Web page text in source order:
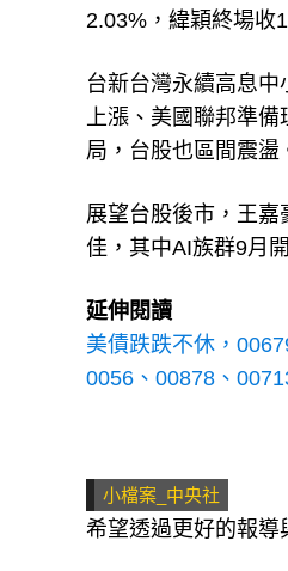
2.03%，緯穎終場收
台新台灣永續高息
上漲、美國聯邦準
局，台股也區間震盪
展望台股後市，王
佳，其中AI族群9月
延伸閱讀
美債跌跌不休，
0056、00878、
小檔案_中央社
希望透過更好的報導